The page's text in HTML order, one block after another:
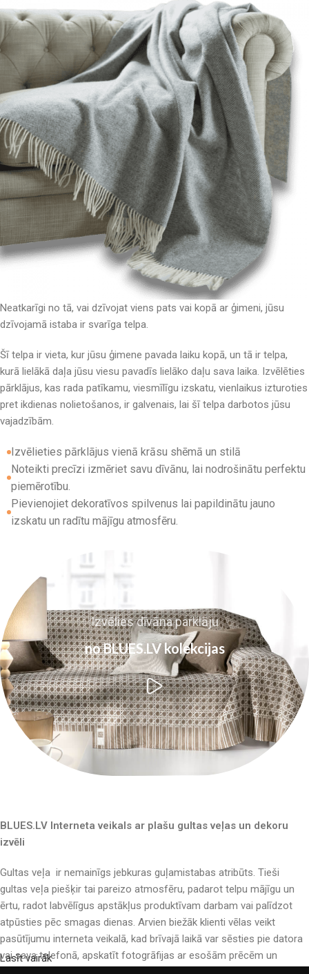
Neatkarīgi no tā, vai dzīvojat viens pats vai kopā ar ģimeni, jūsu
dzīvojamā istaba ir svarīga telpa.
Šī telpa ir vieta, kur jūsu ģimene pavada laiku kopā, un tā ir telpa,
kurā lielākā daļa jūsu viesu pavadīs lielāko daļu sava laika. Izvēlēties
pārklājus, kas rada patīkamu, viesmīlīgu izskatu, vienlaikus izturoties
pret ikdienas nolietošanos, ir galvenais, lai šī telpa darbotos jūsu
vajadzībām.
Izvēlieties pārklājus vienā krāsu shēmā un stilā
Noteikti precīzi izmēriet savu dīvānu, lai nodrošinātu perfektu
piemērotību.
Pievienojiet dekoratīvos spilvenus lai papildinātu jauno
izskatu un radītu mājīgu atmosfēru.
Izvēlies dīvāna parklāju
no BLUES.LV kolekcijas
BLUES.LV Interneta veikals ar plašu gultas veļas un dekoru
izvēli
Gultas veļa ir nemainīgs jebkuras guļamistabas atribūts. Tieši
gultas veļa piešķir tai pareizo atmosfēru, padarot telpu mājīgu un
ērtu, radot labvēlīgus apstākļus produktīvam darbam vai palīdzot
atpūsties pēc smagas dienas. Arvien biežāk klienti vēlas veikt
pasūtījumu interneta veikalā, kad brīvajā laikā var sēsties pie datora
vai sava telefonā, apskatīt fotogrāfijas ar esošām prēcēm un
Lasīt vairāk